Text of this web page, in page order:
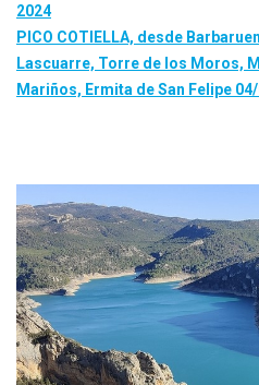
2024
PICO COTIELLA, desde
Lascuarre, Torre de los Moros,
Mariños, Ermita de San Felipe